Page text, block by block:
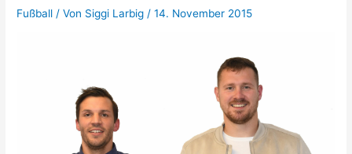
Fußball / Von Siggi Larbig /14. November 2015